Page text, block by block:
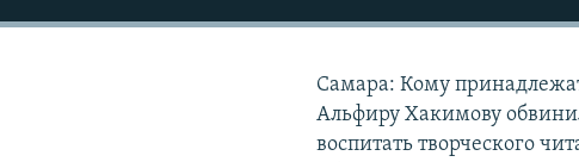
Самара: Кому
Альфиру Хакимову
воспитать творческого